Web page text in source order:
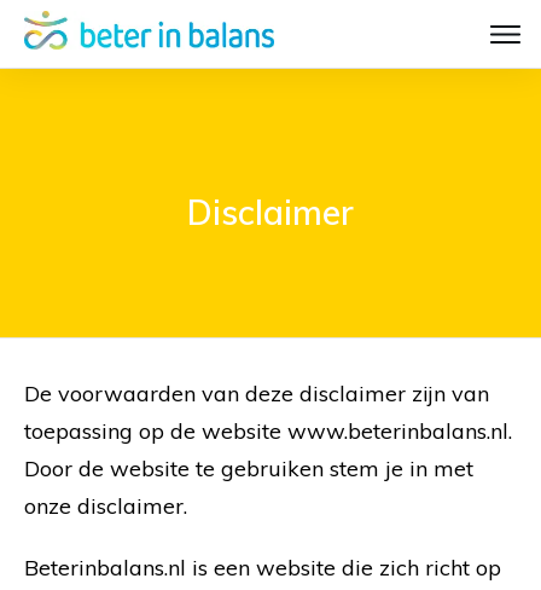
Disclaimer
De voorwaarden van deze disclaimer zijn van
toepassing op de website www.beterinbalans.nl.
Door de website te gebruiken stem je in met
onze disclaimer.
Beterinbalans.nl is een website die zich richt op